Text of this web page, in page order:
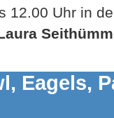
12.00 Uhr in
Eagels,